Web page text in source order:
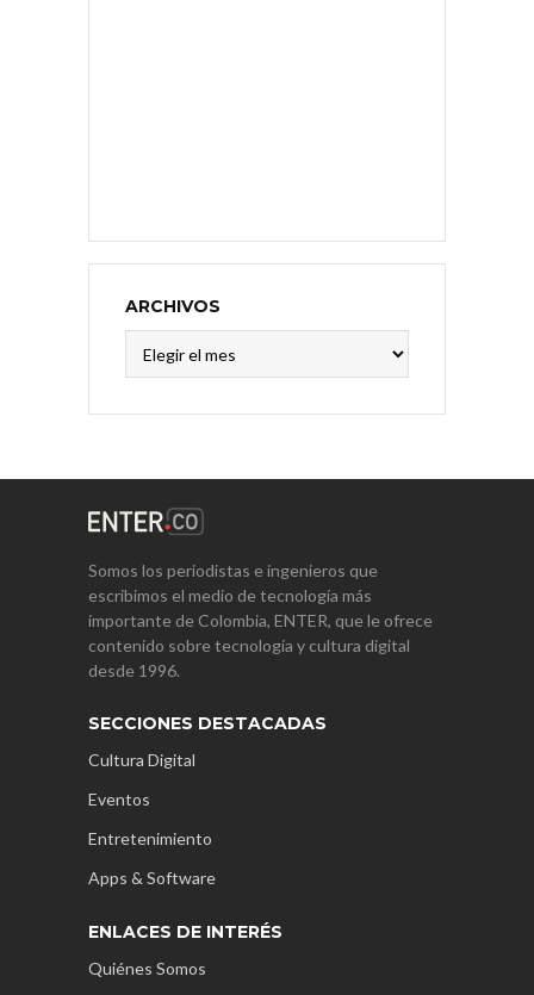
ARCHIVOS
Somos los periodistas e ingenieros que
escribimos el medio de tecnología más
importante de Colombia, ENTER, que le ofrece
contenido sobre tecnología y cultura digital
desde 1996.
SECCIONES DESTACADAS
Cultura Digital
Eventos
Entretenimiento
Apps & Software
ENLACES DE INTERÉS
Quiénes Somos